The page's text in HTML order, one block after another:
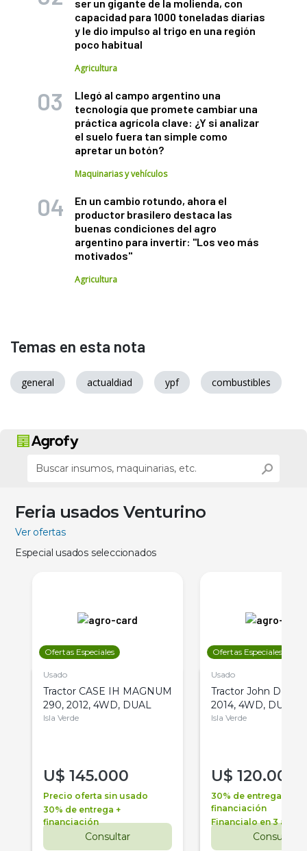
ser un gigante de la molienda, con
capacidad para 1000 toneladas diarias
y le dio impulso al trigo en una región
poco habitual
Agricultura
Llegó al campo argentino una
tecnología que promete cambiar una
práctica agrícola clave: ¿Y si analizar
el suelo fuera tan simple como
apretar un botón?
Maquinarias y vehículos
En un cambio rotundo, ahora el
productor brasilero destaca las
buenas condiciones del agro
argentino para invertir: "Los veo más
motivados"
Agricultura
Temas en esta nota
general actualdiad ypf combustibles
Feria usados Venturino
Ver ofertas
Especial usados seleccionados
Ofertas Especiales
Usado
Tractor CASE IH MAGNUM
290, 2012, 4WD, DUAL
Isla Verde
U$ 145.000
Precio oferta sin usado
30% de entrega +
financiación
Consultar
Ofertas Especiales
Usado
Tractor John Deere
2014, 4WD, DUAL
Isla Verde
U$ 120.000
30% de entrega +
financiación
Financialo en 3 años
Consultar